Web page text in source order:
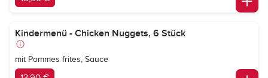
Kindermenü - Chicken Nuggets, 6 Stück
mit Pommes frites, Sauce